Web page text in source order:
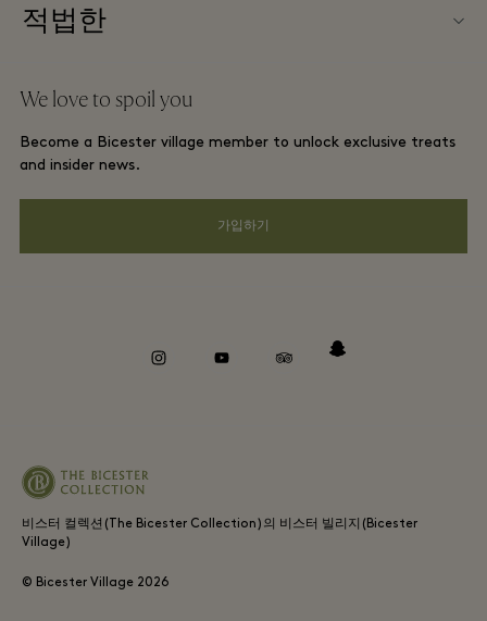
Gift Card
커리어
앱 다운로드
Bicester Village (비스터 빌리지) 소개
Partner offers
적법한
프리빌리지 약관
프라이버시 공지
We love to spoil you
Become a Bicester village member to unlock exclusive treats
and insider news.
가입하기
비스터 컬렉션(The Bicester Collection)의 비스터 빌리지(Bicester
Village)
© Bicester Village 2026
instagramyoutube tripadvisorsnapchat